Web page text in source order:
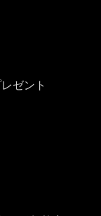
ゼント